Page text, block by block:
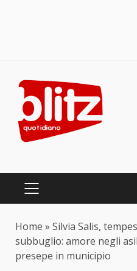
content
PRIMARY
Home » Silvia Salis,
subbuglio: amore negli
presepe in municipio